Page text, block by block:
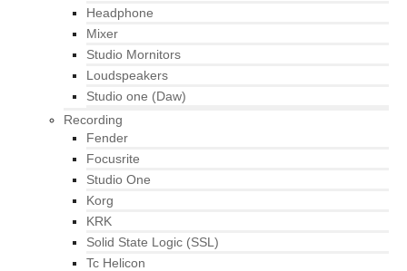
Headphone
Mixer
Studio Mornitors
Loudspeakers
Studio one (Daw)
Recording
Fender
Focusrite
Studio One
Korg
KRK
Solid State Logic (SSL)
Tc Helicon